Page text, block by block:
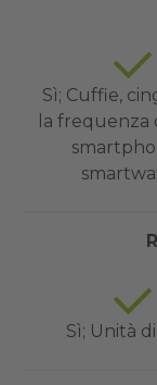
Sì; Cuffie,
la frequenza
Sì; Unità